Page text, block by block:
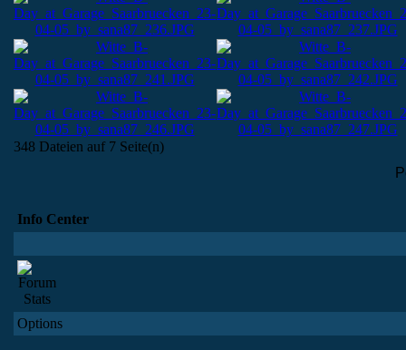
348 Dateien auf 7 Seite(n)
Info Center
Options